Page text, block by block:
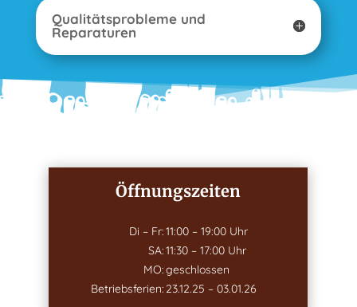
Qualitätsprobleme und
Reparaturen
Öffnungszeiten
Di – Fr:11:00 – 19:00 Uhr
SA:11:30 – 17:00 Uhr
MO:geschlossen
Betriebsferien: 23.12.25 – 03.01.26